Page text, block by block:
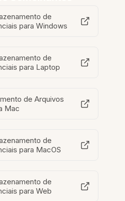
de
para Windows
de
para Laptop
de Arquivos
Mac
de
para MacOS
de
para Web